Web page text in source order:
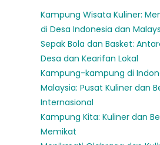
Kampung Wisata Kuliner:
di Desa Indonesia dan
Sepak Bola dan Basket:
Desa dan Kearifan Lokal
Kampung-kampung di
Malaysia: Pusat Kuliner dan
Internasional
Kampung Kita: Kuliner dan
Memikat